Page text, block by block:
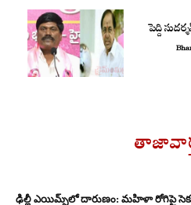
పెద్ది
ఢిల్లీ ఎయిమ్స్‌లో దారుణం: మహిళా రోగిపై